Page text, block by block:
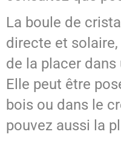
La boule de
directe et
de la placer
Elle peut être
bois ou dans le
pouvez aussi la